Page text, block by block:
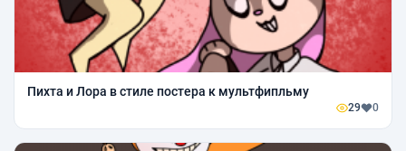
Пихта и Лора в стиле постера к мультфипльму
29 0